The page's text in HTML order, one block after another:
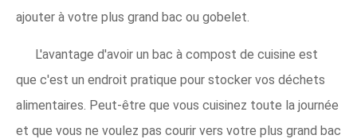
ajouter à votre plus grand bac ou gobelet.
L'avantage d'avoir un bac à compost de cuisine est
que c'est un endroit pratique pour stocker vos déchets
alimentaires. Peut-être que vous cuisinez toute la journée
et que vous ne voulez pas courir vers votre plus grand bac